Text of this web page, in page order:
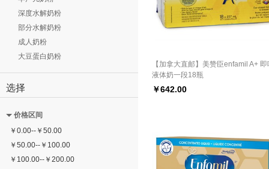
【加拿大直邮】美赞臣enfamil A+
液体奶一段18瓶
￥642.00
深度水解奶粉
部分水解奶粉
成人奶粉
大豆蛋白奶粉
选择
价格区间
￥ 0.00-- ￥ 50.00
￥ 50.00-- ￥ 100.00
￥ 100.00-- ￥ 200.00